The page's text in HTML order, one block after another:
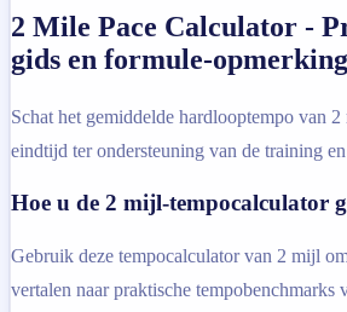
2 Mile Pace Calculator -
gids en formule-
Schat het gemiddelde hardlooptempo van
eindtijd ter ondersteuning van de training
Hoe u de 2 mijl-tempocalculator
Gebruik deze tempocalculator van 2 mijl
vertalen naar praktische tempobenchmarks